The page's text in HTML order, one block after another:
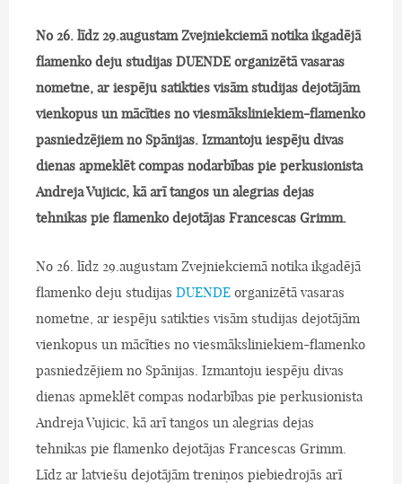
No 26. līdz 29.augustam Zvejniekciemā notika ikgadējā
flamenko deju studijas DUENDE organizētā vasaras
nometne, ar iespēju satikties visām studijas dejotājām
vienkopus un mācīties no viesmāksliniekiem-flamenko
pasniedzējiem no Spānijas. Izmantoju iespēju divas
dienas apmeklēt compas nodarbības pie perkusionista
Andreja Vujicic, kā arī tangos un alegrias dejas
tehnikas pie flamenko dejotājas Francescas Grimm.
No 26. līdz 29.augustam Zvejniekciemā notika ikgadējā
flamenko deju studijas DUENDE organizētā vasaras
nometne, ar iespēju satikties visām studijas dejotājām
vienkopus un mācīties no viesmāksliniekiem-flamenko
pasniedzējiem no Spānijas. Izmantoju iespēju divas
dienas apmeklēt compas nodarbības pie perkusionista
Andreja Vujicic, kā arī tangos un alegrias dejas
tehnikas pie flamenko dejotājas Francescas Grimm.
Līdz ar latviešu dejotājām treniņos piebiedrojās arī